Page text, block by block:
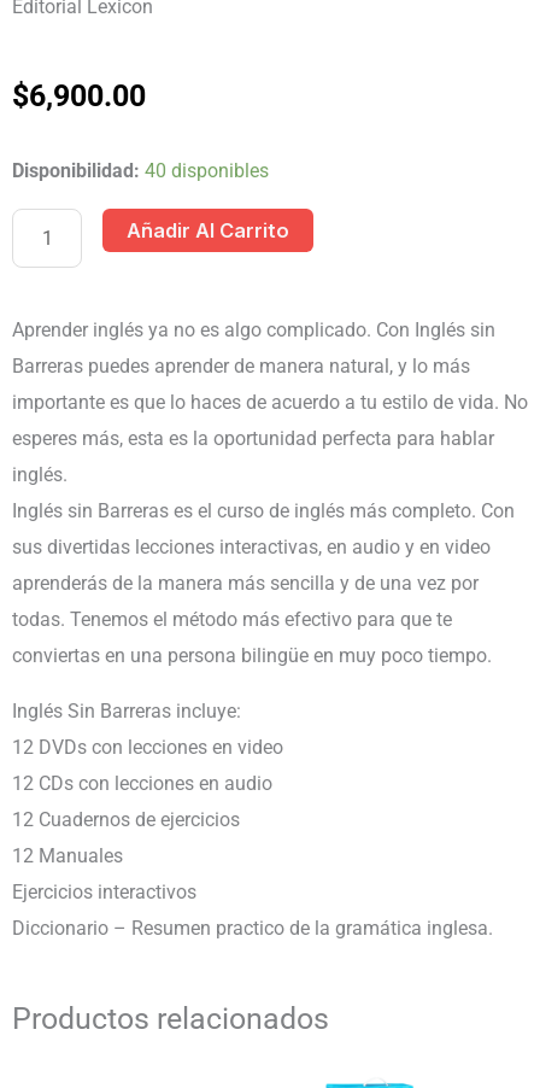
Editorial Lexicon
$6,900.00
Disponibilidad: 40 disponibles
CURSO
DE
INGLES
Añadir Al Carrito
Aprender inglés ya no es algo complicado. Con Inglés sin
Barreras puedes aprender de manera natural, y lo más
importante es que lo haces de acuerdo a tu estilo de vida. No
esperes más, esta es la oportunidad perfecta para hablar
inglés.
Inglés sin Barreras es el curso de inglés más completo. Con
sus divertidas lecciones interactivas, en audio y en video
aprenderás de la manera más sencilla y de una vez por
todas. Tenemos el método más efectivo para que te
conviertas en una persona bilingüe en muy poco tiempo.
Inglés Sin Barreras incluye:
12 DVDs con lecciones en video
12 CDs con lecciones en audio
12 Cuadernos de ejercicios
12 Manuales
Ejercicios interactivos
Diccionario – Resumen practico de la gramática inglesa.
Productos relacionados